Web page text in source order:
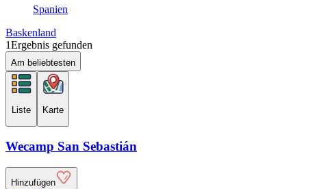
Spanien
Baskenland
1Ergebnis gefunden
Am beliebtesten
Liste Karte
Wecamp San Sebastián
Hinzufügen